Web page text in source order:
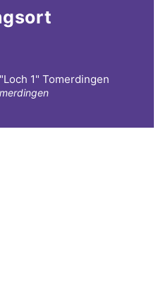
1" Tomerdingen